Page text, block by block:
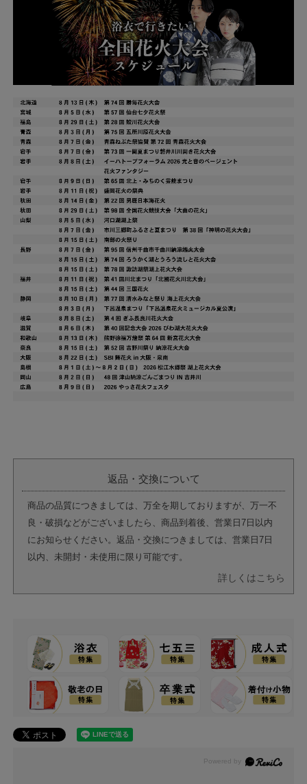
返品・交換について
商品の品質につきましては、万全を期しておりますが、万一不
良・破損などがございましたら、商品到着後、営業日7日以内
にお知らせください。返品・交換につきましては、営業日7日
以内、未開封・未使用に限り可能です。
詳しくはこちら